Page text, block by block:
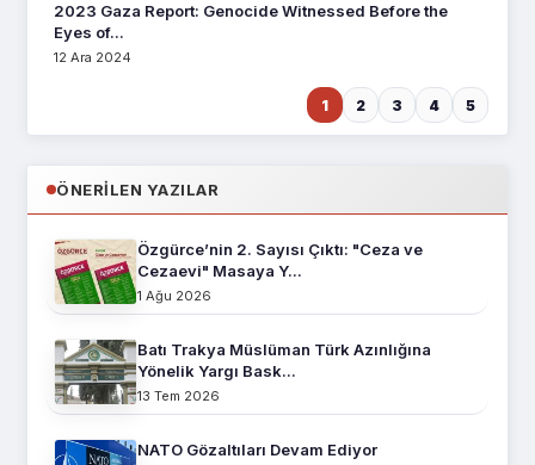
2023 Gaza Report: Genocide Witnessed Before the
Eyes of...
12 Ara 2024
1 2 3 4 5
ÖNERILEN YAZILAR
Özgürce’nin 2. Sayısı Çıktı: "Ceza ve
Cezaevi" Masaya Y...
1 Ağu 2026
Batı Trakya Müslüman Türk Azınlığına
Yönelik Yargı Bask...
13 Tem 2026
NATO Gözaltıları Devam Ediyor